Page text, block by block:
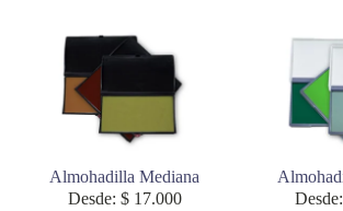
Almohadilla Mediana
Desde: $17.000
Desde: